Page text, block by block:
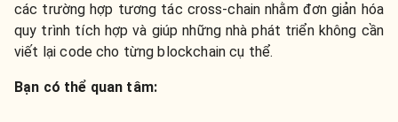
các trường hợp tương tác cross-chain nhằm đơn giản hóa
quy trình tích hợp và giúp những nhà phát triển không cần
viết lại code cho từng blockchain cụ thể.
Bạn có thể quan tâm: